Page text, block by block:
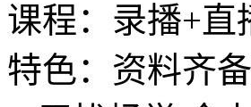
课程：录播+直
特色：资料齐